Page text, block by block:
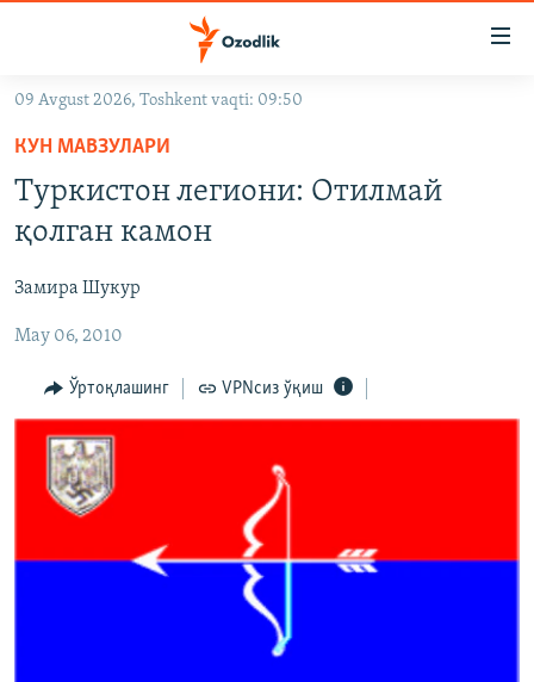
Асосий
навигацияга
ўтинг
Қидиришга
OZODARXIV
На русском
ИЖТИМОИЙ ТАРМОҚЛАР
Озодлик бошқа тилларда
09 Avgust 2026, Toshkent vaqti: 09:50
КУН МАВЗУЛАРИ
Туркистон легиони: Отилмай
қолган камон
Замира Шукур
May 06, 2010
Ўртоқлашинг VPNсиз ўқиш